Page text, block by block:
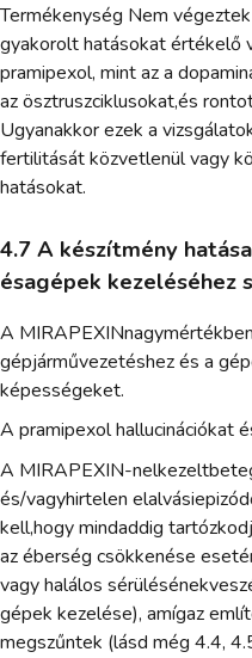
Termékenység Nem
gyakorolt hatásokat értékelő
pramipexol, mint az a
az ösztruszciklusokat,és
Ugyanakkor ezek a
fertilitását közvetlenül vagy
hatásokat.
4.7 A készítmény
ésagépek kezeléséhez
A
gépjárművezetéshez és a
képességeket.
A pramipexol hallucinációkat
A MIRAPEXIN-
és/vagyhirtelen
kell,hogy mindaddig
az éberség csökkenése
vagy halálos
gépek kezelése), amígaz
megszűntek (lásd még 4.4,